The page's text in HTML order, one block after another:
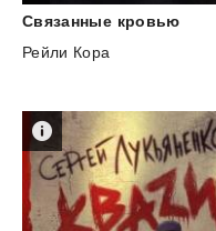
Связанные кровью
Рейли Кора